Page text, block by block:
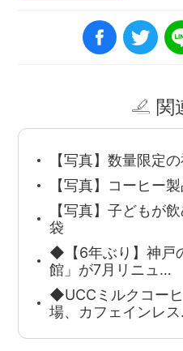
関
【写真】数量限定
【写真】コーヒー
【写真】子どもが
袋
◆【6年ぶり】神戸
館」が7月リニュ…
◆UCCミルクコー
場、カフェインレ